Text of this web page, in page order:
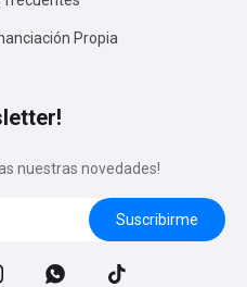
Propia
nuestras novedades!
Suscribirme
 